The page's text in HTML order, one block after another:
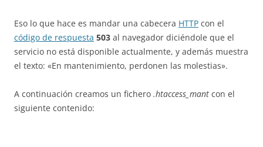
Eso lo que hace es mandar una cabecera HTTP con el
código de respuesta 503 al navegador diciéndole que el
servicio no está disponible actualmente, y además muestra
el texto: «En mantenimiento, perdonen las molestias».
A continuación creamos un fichero .htaccess_mant con el
siguiente contenido: